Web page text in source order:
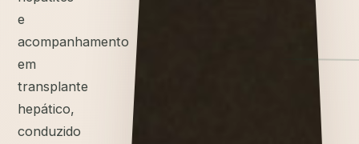
e
acompanhamento
em
transplante
hepático,
conduzido